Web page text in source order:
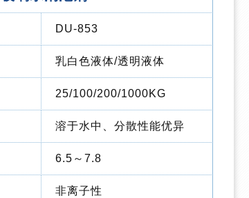
DU-853
乳白色液体/透明液体
25/100/200/1000KG
溶于水中、分散性能优异
6.5～7.8
非离子性